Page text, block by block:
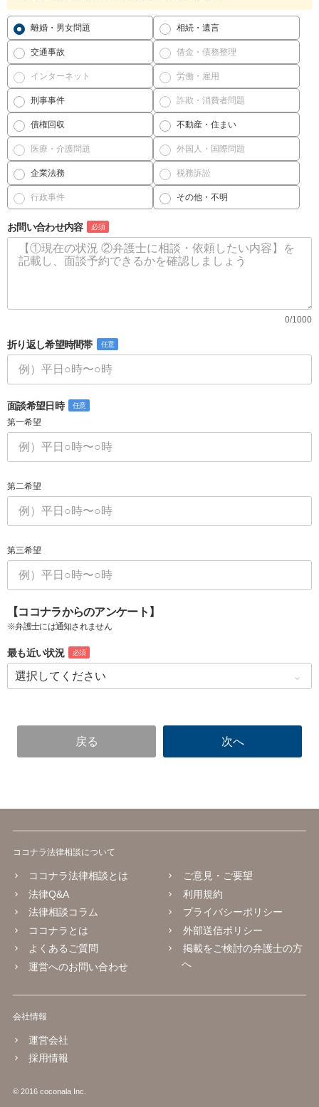
離婚・男女問題 相続・遺言
交通事故 借金・債務整理
インターネット 労働・雇用
刑事事件 詐欺・消費者問題
債権回収 不動産・住まい
医療・介護問題 外国人・国際問題
企業法務 税務訴訟
行政事件 その他・不明
お問い合わせ内容 必須
0/1000
折り返し希望時間帯 任意
面談希望日時 任意
第一希望
第二希望
第三希望
【ココナラからのアンケート】
※弁護士には通知されません
最も近い状況 必須
ココナラ法律相談について
ココナラ法律相談とは
法律Q&A
法律相談コラム
ココナラとは
よくあるご質問
運営へのお問い合わせ
ご意見・ご要望
利用規約
プライバシーポリシー
外部送信ポリシー
掲載をご検討の弁護士の方
へ
会社情報
運営会社
採用情報
© 2016 coconala Inc.